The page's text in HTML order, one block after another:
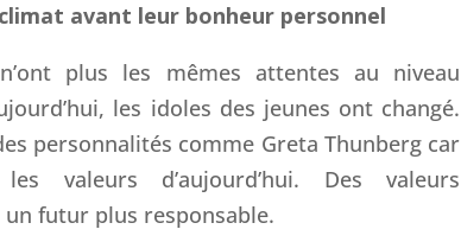
avant leur bonheur personnel
plus les mêmes attentes au niveau
les idoles des jeunes ont changé.
personnalités comme Greta Thunberg car
valeurs d’aujourd’hui. Des valeurs
futur plus responsable.